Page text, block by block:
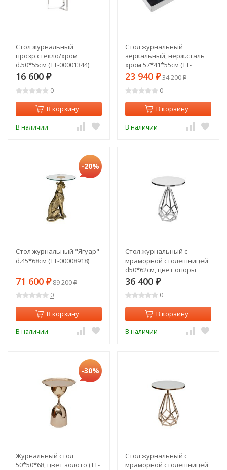
Стол журнальный
прозр.стекло/хром
d.50*55см (TT-00001344)
16 600 ₽
0
В корзину
В наличии
Стол журнальный
зеркальный, нерж.сталь
хром 57*41*55см (TT-
00008389)
23 940 ₽34 200₽
0
В корзину
В наличии
-20%
Стол журнальный "Ягуар"
d.45*68cм (TT-00008918)
71 600 ₽89 200₽
0
В корзину
В наличии
Стол журнальный с
мраморной столешницей
d50*62см, цвет опоры
серебро (TT-00008805)
36 400 ₽
0
В корзину
В наличии
-30%
Журнальный стол
50*50*68, цвет золото (TT-
Стол журнальный с
мраморной столешницей